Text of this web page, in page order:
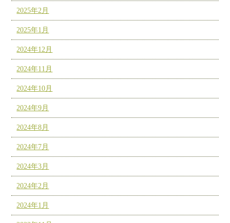
2025年2月
2025年1月
2024年12月
2024年11月
2024年10月
2024年9月
2024年8月
2024年7月
2024年3月
2024年2月
2024年1月